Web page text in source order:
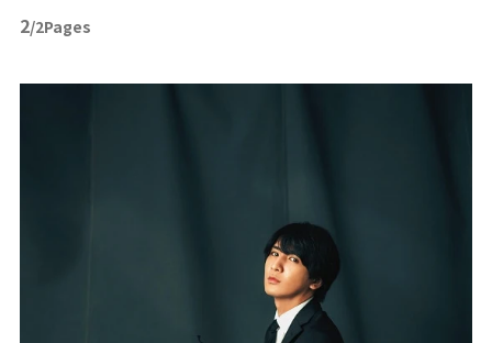
2/2Pages